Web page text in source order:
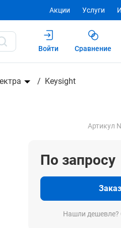
Акции Услуги
Войти Сравнение
Keysight
Артикул
По запросу
Нашли